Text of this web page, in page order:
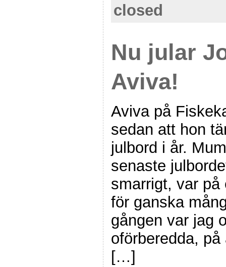
closed
Nu jular
Aviva!
Aviva på
sedan att hon
julbord i år.
senaste
smarrigt, var
för ganska
gången var jag
oförberedda,
[…]